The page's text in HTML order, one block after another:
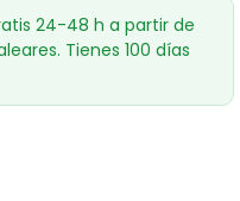
24-48 h a partir de
Tienes 100 días